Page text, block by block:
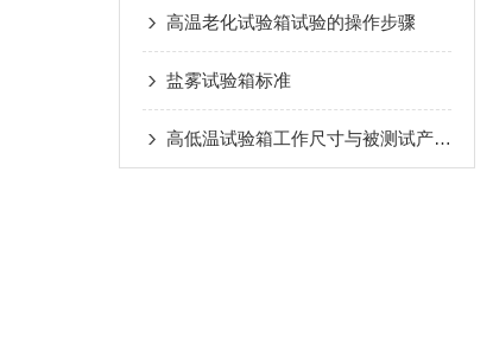
高温老化试验箱试验的操作步骤
盐雾试验箱标准
高低温试验箱工作尺寸与被测试产品外廓尺寸之间应遵循以下规则